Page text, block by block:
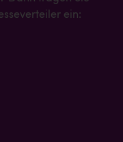
ein: